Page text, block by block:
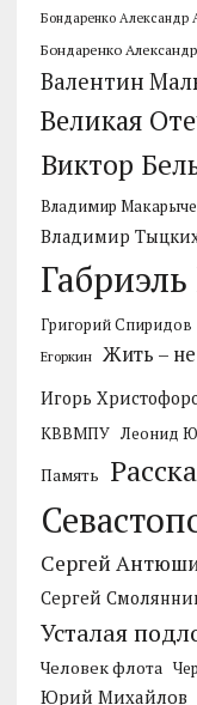
Бондаренко Александр
Бондаренко
Валентин
Великая
Виктор
Владимир
Владимир
Григорий Спиридов
Егоркин Жить –
Игорь
КВВМПУ Леонид
Память
Сергей
Сергей
Усталая
Человек флота
Юрий Михайлов